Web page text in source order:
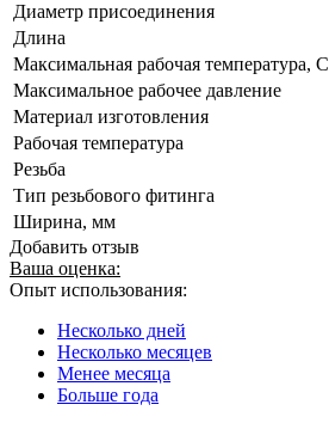
Диаметр присоединения
Длина
Максимальная рабочая температура, С
Максимальное рабочее давление
Материал изготовления
Рабочая температура
Резьба
Тип резьбового фитинга
Ширина, мм
Добавить отзыв
Ваша оценка:
Опыт использования:
Несколько дней
Несколько месяцев
Менее месяца
Больше года